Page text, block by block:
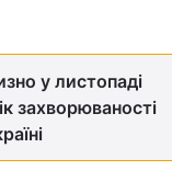
у листопаді
захворюваності